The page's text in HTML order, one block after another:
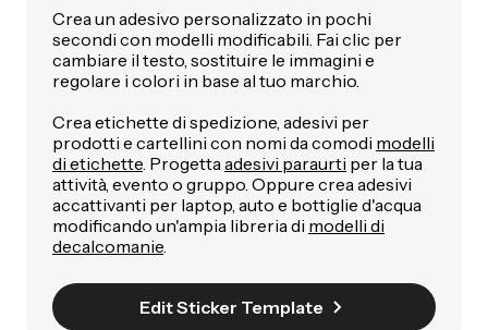
Crea un adesivo personalizzato in pochi
secondi con modelli modificabili. Fai clic per
cambiare il testo, sostituire le immagini e
regolare i colori in base al tuo marchio.
Crea etichette di spedizione, adesivi per
prodotti e cartellini con nomi da comodi modelli
di etichette . Progetta adesivi paraurti per la tua
attività, evento o gruppo. Oppure crea adesivi
accattivanti per laptop, auto e bottiglie d'acqua
modificando un'ampia libreria di modelli di
decalcomanie
Edit Sticker Template